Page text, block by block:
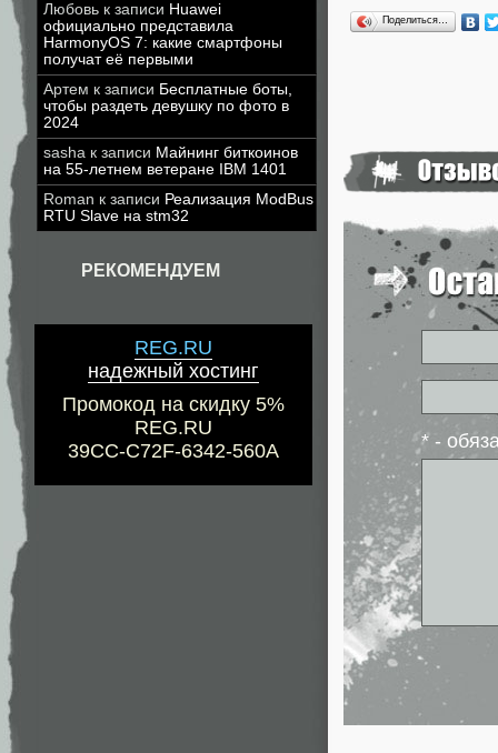
Любовь к записи Huawei
официально представила
HarmonyOS 7: какие смартфоны
получат её первыми
Артем к записи Бесплатные боты,
чтобы раздеть девушку по фото в
2024
sasha к записи Майнинг биткоинов
на 55-летнем ветеране IBM 1401
Roman к записи Реализация ModBus
RTU Slave на stm32
РЕКОМЕНДУЕМ
REG.RU
надежный хостинг
Промокод на скидку 5%
REG.RU
39CC-C72F-6342-560A
Поделиться…
* -